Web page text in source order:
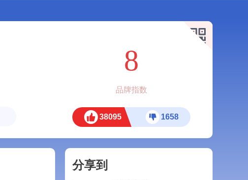
8
品牌指数
38095 1658
分享到